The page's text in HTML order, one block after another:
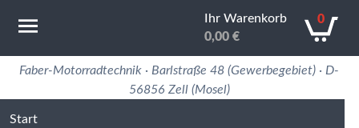
Motorradtechnik Erfahrung in 50 Jahren
Faber-Motorradtechnik · Barlstraße 48 (Gewerbegebiet) · D-
56856 Zell (Mosel)
Start
Ihr Warenkorb
0,00 €
0